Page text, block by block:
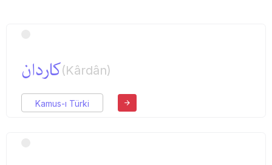
كاردان(Kârdân)
Kamus-ı Türki